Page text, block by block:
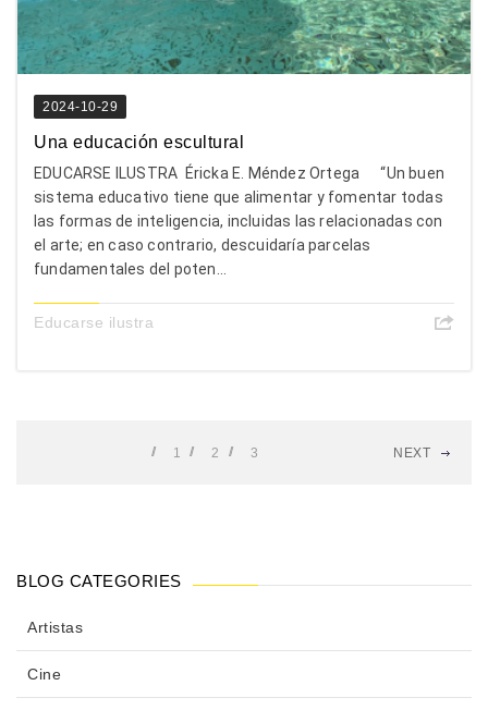
2024-10-29
Una educación escultural
EDUCARSE ILUSTRA Éricka E. Méndez Ortega “Un buen
sistema educativo tiene que alimentar y fomentar todas
las formas de inteligencia, incluidas las relacionadas con
el arte; en caso contrario, descuidaría parcelas
fundamentales del poten...
Educarse ilustra
1 2 3 NEXT
BLOG CATEGORIES
Artistas
Cine